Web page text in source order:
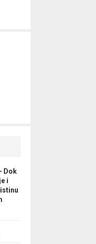
Dok
i